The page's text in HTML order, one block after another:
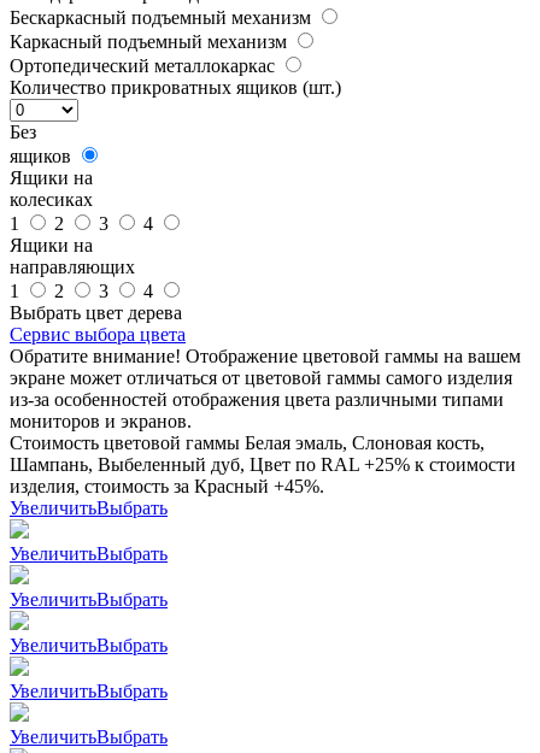
Бескаркасный подъемный механизм
Каркасный подъемный механизм
Ортопедический металлокаркас
Количество прикроватных ящиков (шт.)
Без
ящиков
Ящики на
колесиках
1
2 3
4
Ящики на
направляющих
1
2 3
4
Выбрать цвет дерева
Сервис выбора цвета
Обратите внимание! Отображение цветовой гаммы на вашем
экране может отличаться от цветовой гаммы самого изделия
из-за особенностей отображения цвета различными типами
мониторов и экранов.
Стоимость цветовой гаммы Белая эмаль, Слоновая кость,
Шампань, Выбеленный дуб, Цвет по RAL +25% к стоимости
изделия, стоимость за Красный +45%.
УвеличитьВыбрать
УвеличитьВыбрать
УвеличитьВыбрать
УвеличитьВыбрать
УвеличитьВыбрать
УвеличитьВыбрать